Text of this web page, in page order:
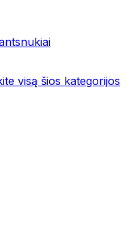
visą šios kategorijos